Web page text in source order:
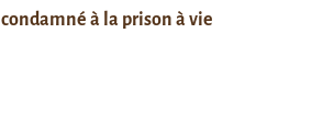
condamné à la prison à vie